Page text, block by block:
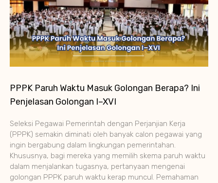
PPPK Paruh Waktu Masuk Golongan Berapa? Ini
Penjelasan Golongan I–XVI
Seleksi Pegawai Pemerintah dengan Perjanjian Kerja
(PPPK) semakin diminati oleh banyak calon pegawai yang
ingin bergabung dalam lingkungan pemerintahan.
Khususnya, bagi mereka yang memilih skema paruh waktu
dalam menjalankan tugasnya, pertanyaan mengenai
golongan PPPK paruh waktu kerap muncul. Pemahaman